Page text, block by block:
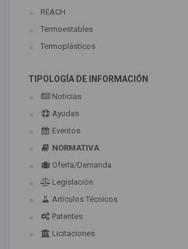
REACH
Termoestables
Termoplásticos
TIPOLOGÍA DE INFORMACIÓN
Noticias
Ayudas
Eventos
NORMATIVA
Oferta/Demanda
Legislación
Artículos Técnicos
Patentes
Licitaciones